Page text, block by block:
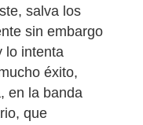
salva los
sin embargo
lo intenta
éxito,
en la banda
que